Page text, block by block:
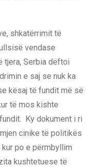
shkatërrimit të
vendase
tjera, Serbia dëftoi
e saj se nuk ka
kësaj të fundit më së
të mos kishte
Ky dokument i ri
cinike të politikës
po e përmbyllim
kushtetuese të